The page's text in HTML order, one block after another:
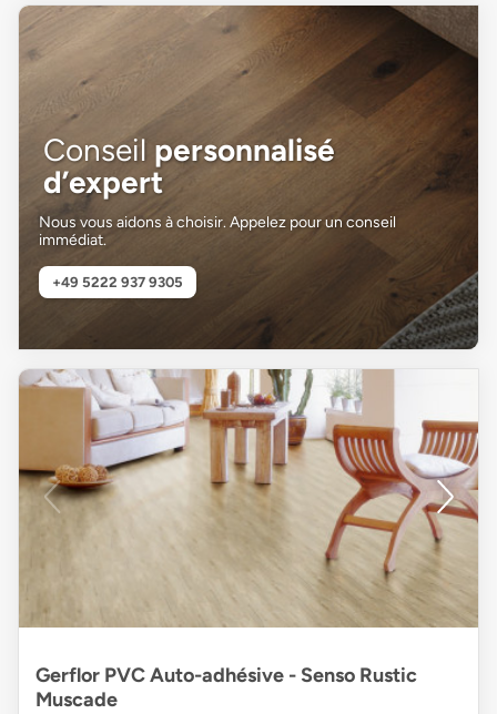
Conseil personnalisé
d’expert
Nous vous aidons à choisir. Appelez pour un conseil
immédiat.
+49 5222 937 9305
Gerflor PVC Auto-adhésive - Senso Rustic
Muscade